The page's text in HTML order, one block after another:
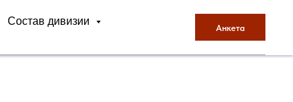
Состав дивизии
Анкета